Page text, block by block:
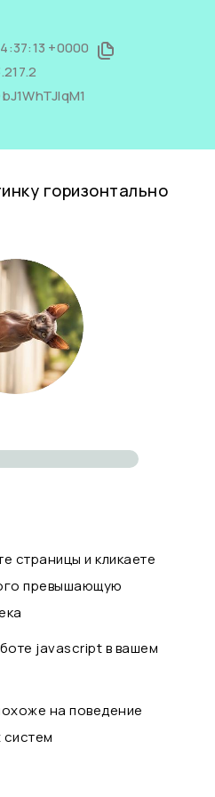
+0000
горизонтально
страницы и кликаете
превышающую
javascript в вашем
на поведение